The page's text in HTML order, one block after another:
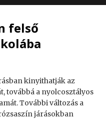
felső
kinyithatják az
továbbá a nyolcosztályos
További változás a
járásokban